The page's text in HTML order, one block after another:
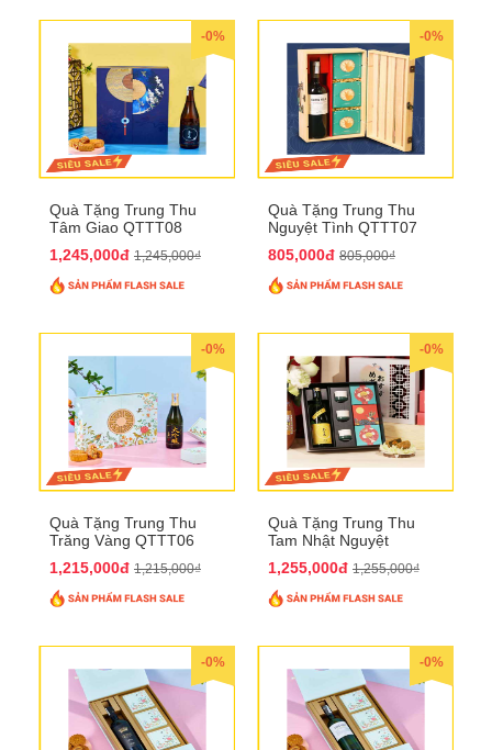
-0%
Quà Tặng Trung Thu
Tâm Giao QTTT08
1,245,000đ 1,245,000₫
-0%
Quà Tặng Trung Thu
Nguyệt Tình QTTT07
805,000đ 805,000₫
-0%
Quà Tặng Trung Thu
Trăng Vàng QTTT06
1,215,000đ 1,215,000₫
-0%
Quà Tặng Trung Thu
Tam Nhật Nguyệt
1,255,000đ 1,255,000₫
-0% -0%